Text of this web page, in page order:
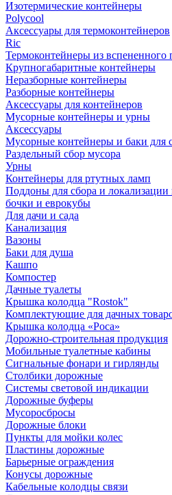
Изотермические контейнеры
Polycool
Аксессуары для термоконтейнеров
Ric
Термоконтейнеры из вспененного
Крупногабаритные контейнеры
Неразборные контейнеры
Разборные контейнеры
Аксессуары для контейнеров
Мусорные контейнеры и урны
Аксессуары
Мусорные контейнеры и баки для
Раздельный сбор мусора
Урны
Контейнеры для ртутных ламп
Поддоны для сбора и
бочки и еврокубы
Для дачи и сада
Канализация
Вазоны
Баки для душа
Кашпо
Компостер
Дачные туалеты
Крышка колодца "Rostok"
Комплектующие для дачных
Крышка колодца «Роса»
Дорожно-строительная продукция
Мобильные туалетные кабины
Сигнальные фонари и гирлянды
Столбики дорожные
Системы световой индикации
Дорожные буферы
Мусоросбросы
Дорожные блоки
Пункты для мойки колес
Пластины дорожные
Барьерные ограждения
Конусы дорожные
Кабельные колодцы связи